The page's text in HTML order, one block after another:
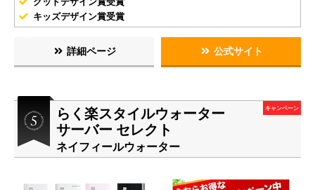
キッズデザイン賞受賞
詳細ページ 公式サイト
らく楽スタイルウォーター
サーバー セレクト
ネイフィールウォーター
キャンペーン